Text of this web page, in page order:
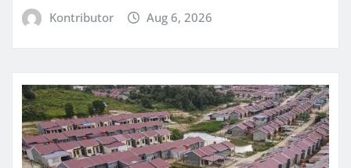
Kontributor Aug 6, 2026